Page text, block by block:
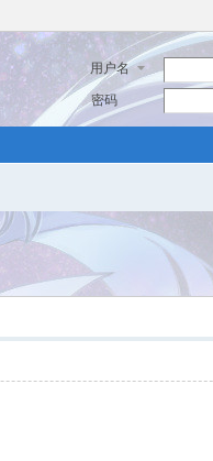
用户名
密码